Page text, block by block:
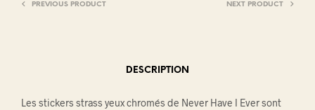
PREVIOUS PRODUCT NEXT PRODUCT
DESCRIPTION
Les stickers strass yeux chromés de Never Have I Ever sont